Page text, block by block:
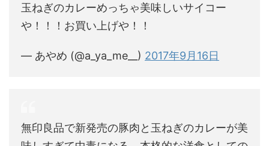
玉ねぎのカレーめっちゃ美味しいサイコー
や！！！お買い上げや！！
— あやめ (@a_ya_me__) 2017年9月16日
無印良品で新発売の豚肉と玉ねぎのカレーが美